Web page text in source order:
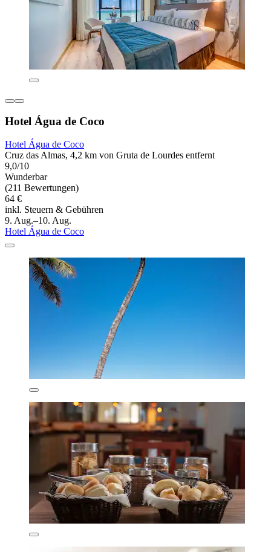
Hotel Água de Coco
Hotel Água de Coco
Cruz das Almas, 4,2 km von Gruta de Lourdes entfernt
9,0/10
Wunderbar
(211 Bewertungen)
64 €
inkl. Steuern & Gebühren
9. Aug.–10. Aug.
Hotel Água de Coco